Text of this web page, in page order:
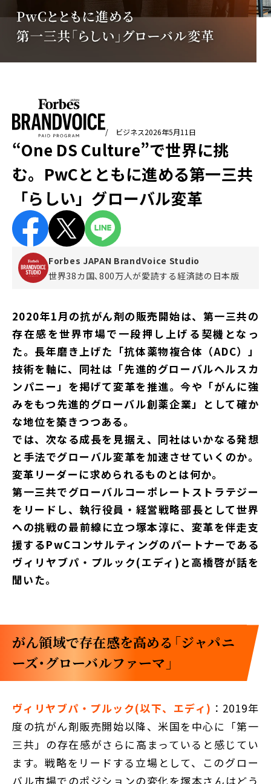
/ ビジネス2026年5月11日
“One DS Culture”で世界に挑
む。PwCとともに進める第一三共
「らしい」グローバル変革
Forbes JAPAN BrandVoice Studio
世界38カ国､800万人が愛読する 経済誌の日本版
2020年1月の抗がん剤の販売開始は、第一三共の
存在感を世界市場で一段押し上げる契機となっ
た。長年磨き上げた「抗体薬物複合体（ADC）」
技術を軸に、同社は「先進的グローバルヘルスカ
ンパニー」を掲げて変革を推進。今や「がんに強
みをもつ先進的グローバル創薬企業」として確か
な地位を築きつつある。
では、次なる成長を見据え、同社はいかなる発想
と手法でグローバル変革を加速させていくのか。
変革リーダーに求められるものとは何か。
第一三共でグローバルコーポレートストラテジー
をリードし、執行役員・経営戦略部長として世界
への挑戦の最前線に立つ塚本淳に、変革を伴走支
援するPwCコンサルティングのパートナーである
ヴィリヤブパ・プルック(エディ)と高橋啓が話を
聞いた。
がん領域で存在感を高める「ジャパニ
ーズ・グローバルファーマ」
ヴィリヤブパ・プルック(以下、エディ) ：2019年
度の抗がん剤販売開始以降、米国を中心に「第一
三共」の存在感がさらに高まっていると感じてい
ます。戦略をリードする立場として、このグロー
バル市場でのポジションの変化を塚本さんはどう